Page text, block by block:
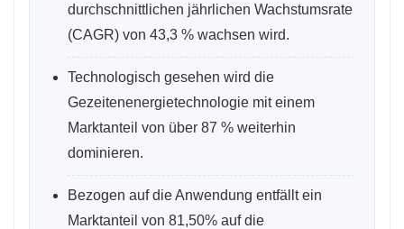
durchschnittlichen jährlichen Wachstumsrate
(CAGR) von 43,3 % wachsen wird.
Technologisch gesehen wird die
Gezeitenenergietechnologie mit einem
Marktanteil von über 87 % weiterhin
dominieren.
Bezogen auf die Anwendung entfällt ein
Marktanteil von 81,50% auf die